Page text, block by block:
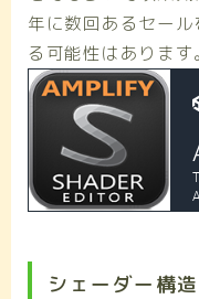
年に数回あるセー
る可能性はあります。
シェーダー構造